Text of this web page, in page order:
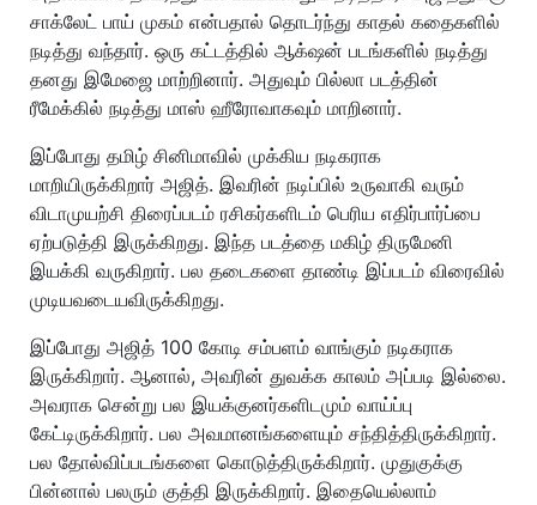
சாக்லேட் பாய் முகம் என்பதால் தொடர்ந்து காதல் கதைகளில்
நடித்து வந்தார். ஒரு கட்டத்தில் ஆக்‌ஷன் படங்களில் நடித்து
தனது இமேஜை மாற்றினார். அதுவும் பில்லா படத்தின்
ரீமேக்கில் நடித்து மாஸ் ஹீரோவாகவும் மாறினார்.
இப்போது தமிழ் சினிமாவில் முக்கிய நடிகராக
மாறியிருக்கிறார் அஜித். இவரின் நடிப்பில் உருவாகி வரும்
விடாமுயற்சி திரைப்படம் ரசிகர்களிடம் பெரிய எதிர்பார்ப்பை
ஏற்படுத்தி இருக்கிறது. இந்த படத்தை மகிழ் திருமேனி
இயக்கி வருகிறார். பல தடைகளை தாண்டி இப்படம் விரைவில்
முடியவடையவிருக்கிறது.
இப்போது அஜித் 100 கோடி சம்பளம் வாங்கும் நடிகராக
இருக்கிறார். ஆனால், அவரின் துவக்க காலம் அப்படி இல்லை.
அவராக சென்று பல இயக்குனர்களிடமும் வாய்ப்பு
கேட்டிருக்கிறார். பல அவமானங்களையும் சந்தித்திருக்கிறார்.
பல தோல்விப்படங்களை கொடுத்திருக்கிறார். முதுகுக்கு
பின்னால் பலரும் குத்தி இருக்கிறார். இதையெல்லாம்